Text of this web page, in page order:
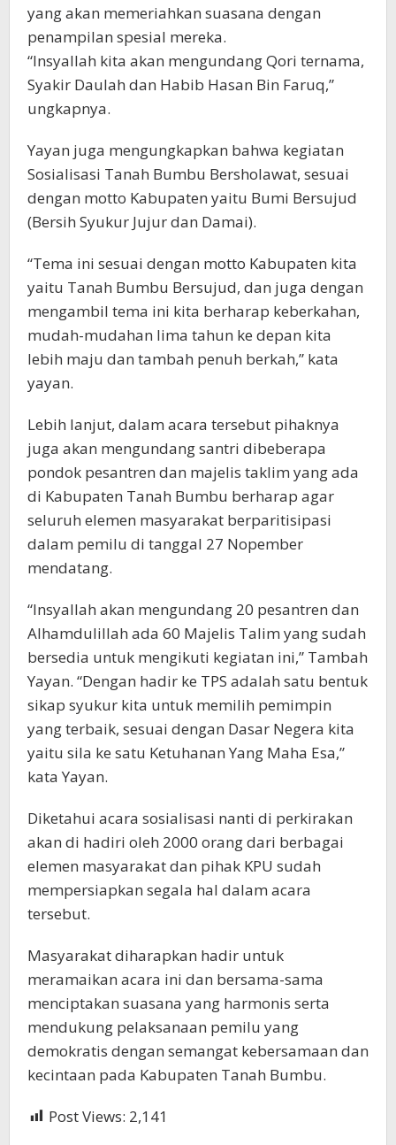
yang akan memeriahkan suasana dengan
penampilan spesial mereka.
“Insyallah kita akan mengundang Qori ternama,
Syakir Daulah dan Habib Hasan Bin Faruq,”
ungkapnya.
Yayan juga mengungkapkan bahwa kegiatan
Sosialisasi Tanah Bumbu Bersholawat, sesuai
dengan motto Kabupaten yaitu Bumi Bersujud
(Bersih Syukur Jujur dan Damai).
“Tema ini sesuai dengan motto Kabupaten kita
yaitu Tanah Bumbu Bersujud, dan juga dengan
mengambil tema ini kita berharap keberkahan,
mudah-mudahan lima tahun ke depan kita
lebih maju dan tambah penuh berkah,” kata
yayan.
Lebih lanjut, dalam acara tersebut pihaknya
juga akan mengundang santri dibeberapa
pondok pesantren dan majelis taklim yang ada
di Kabupaten Tanah Bumbu berharap agar
seluruh elemen masyarakat berparitisipasi
dalam pemilu di tanggal 27 Nopember
mendatang.
“Insyallah akan mengundang 20 pesantren dan
Alhamdulillah ada 60 Majelis Talim yang sudah
bersedia untuk mengikuti kegiatan ini,” Tambah
Yayan. “Dengan hadir ke TPS adalah satu bentuk
sikap syukur kita untuk memilih pemimpin
yang terbaik, sesuai dengan Dasar Negera kita
yaitu sila ke satu Ketuhanan Yang Maha Esa,”
kata Yayan.
Diketahui acara sosialisasi nanti di perkirakan
akan di hadiri oleh 2000 orang dari berbagai
elemen masyarakat dan pihak KPU sudah
mempersiapkan segala hal dalam acara
tersebut.
Masyarakat diharapkan hadir untuk
meramaikan acara ini dan bersama-sama
menciptakan suasana yang harmonis serta
mendukung pelaksanaan pemilu yang
demokratis dengan semangat kebersamaan dan
kecintaan pada Kabupaten Tanah Bumbu.
Post Views: 2,141